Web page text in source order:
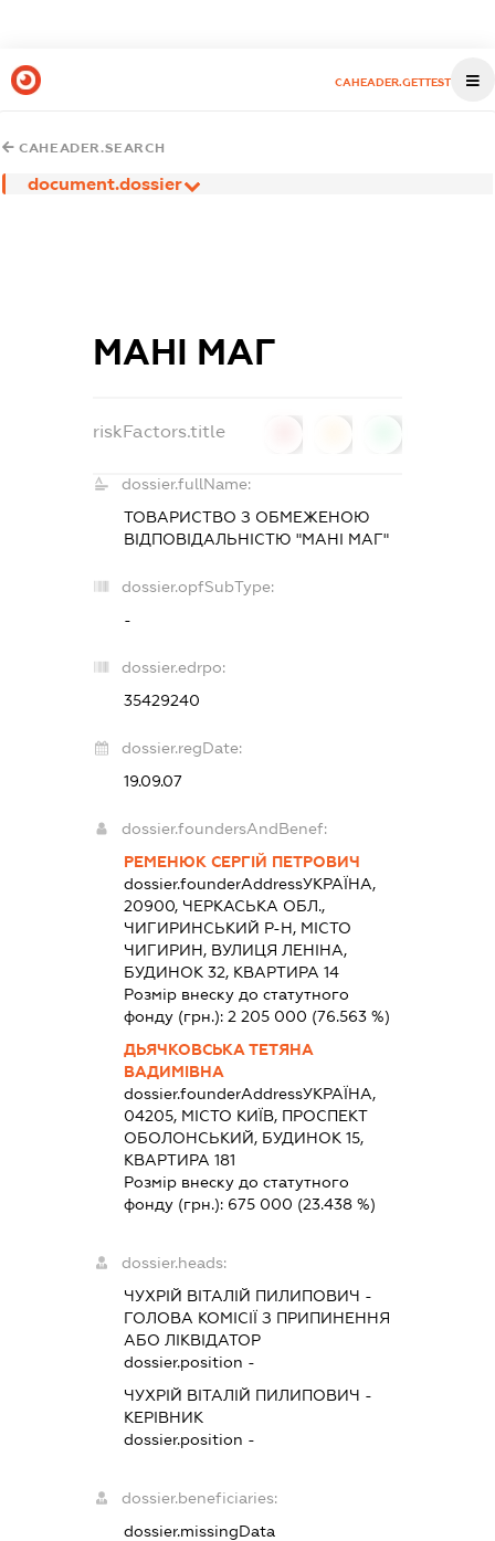
CAHEADER.GETTEST
CAHEADER.SEARCH
document.dossier
МАНІ МАГ
riskFactors.title
dossier.fullName:
ТОВАРИСТВО З ОБМЕЖЕНОЮ
ВІДПОВІДАЛЬНІСТЮ "МАНІ МАГ"
dossier.opfSubType:
-
dossier.edrpo:
35429240
dossier.regDate:
19.09.07
dossier.foundersAndBenef:
РЕМЕНЮК СЕРГІЙ ПЕТРОВИЧ
dossier.founderAddressУКРАЇНА,
20900, ЧЕРКАСЬКА ОБЛ.,
ЧИГИРИНСЬКИЙ Р-Н, МІСТО
ЧИГИРИН, ВУЛИЦЯ ЛЕНІНА,
БУДИНОК 32, КВАРТИРА 14
Розмір внеску до статутного
фонду (грн.): 2 205 000 (76.563 %)
ДЬЯЧКОВСЬКА ТЕТЯНА
ВАДИМІВНА
dossier.founderAddressУКРАЇНА,
04205, МІСТО КИЇВ, ПРОСПЕКТ
ОБОЛОНСЬКИЙ, БУДИНОК 15,
КВАРТИРА 181
Розмір внеску до статутного
фонду (грн.): 675 000 (23.438 %)
dossier.heads:
ЧУХРІЙ ВІТАЛІЙ ПИЛИПОВИЧ -
ГОЛОВА КОМІСІЇ З ПРИПИНЕННЯ
АБО ЛІКВІДАТОР
dossier.position -
ЧУХРІЙ ВІТАЛІЙ ПИЛИПОВИЧ -
КЕРІВНИК
dossier.position -
dossier.beneficiaries:
dossier.missingData